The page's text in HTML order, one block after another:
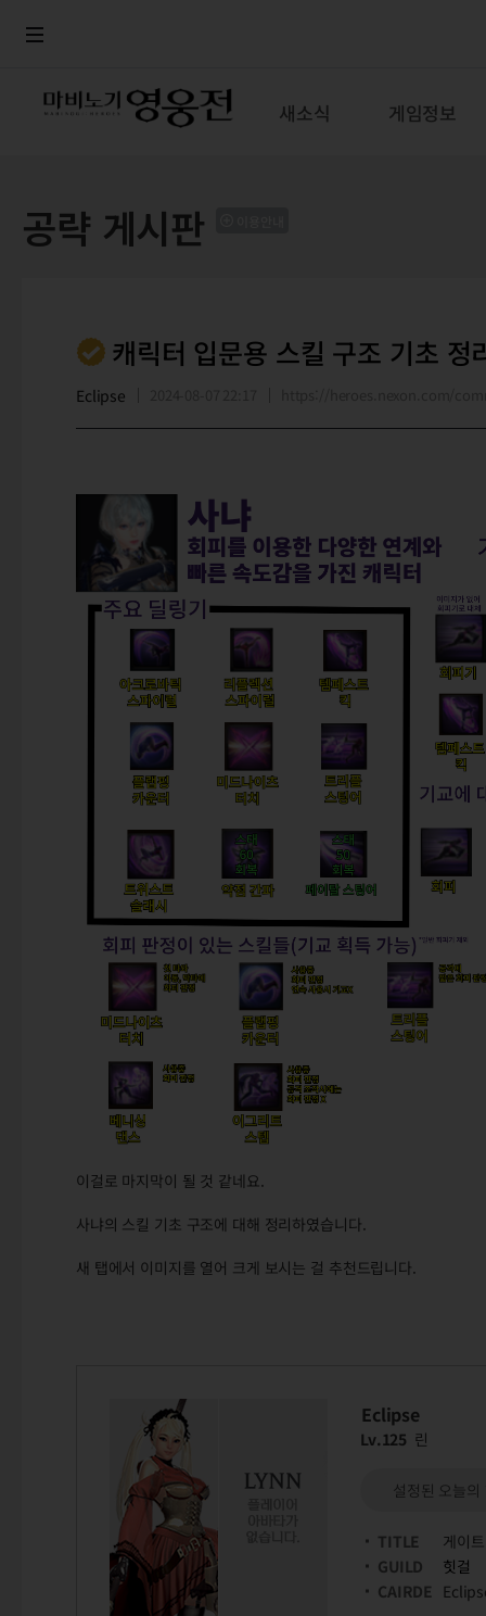
새소식 게임정보
공략 게시판
캐릭터 입문용 스킬 구조 기초 정
Eclipse
이걸로 마지막이 될 것 같네요.
사냐의 스킬 기초 구조에 대해 정리하였습니다.
새 탭에서 이미지를 열어 크게 보시는 걸 추천드립니다.
Eclipse
Lv.125 린
설정된 오늘
TITLE
게이
GUILD
힛걸
CAIRDE